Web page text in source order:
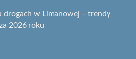
drogach w Limanowej – trendy
2026 roku